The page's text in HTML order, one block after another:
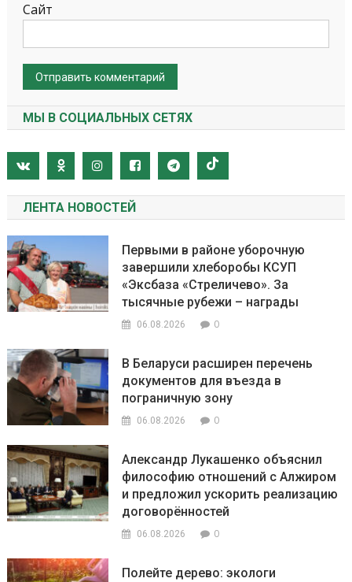
Сайт
МЫ В СОЦИАЛЬНЫХ СЕТЯХ
ЛЕНТА НОВОСТЕЙ
Первыми в районе уборочную
завершили хлеборобы КСУП
«Эксбаза «Стреличево». За
тысячные рубежи – награды
06.08.2026 0
В Беларуси расширен перечень
документов для въезда в
пограничную зону
06.08.2026 0
Александр Лукашенко объяснил
философию отношений с Алжиром
и предложил ускорить реализацию
договорённостей
06.08.2026 0
Полейте дерево: экологи